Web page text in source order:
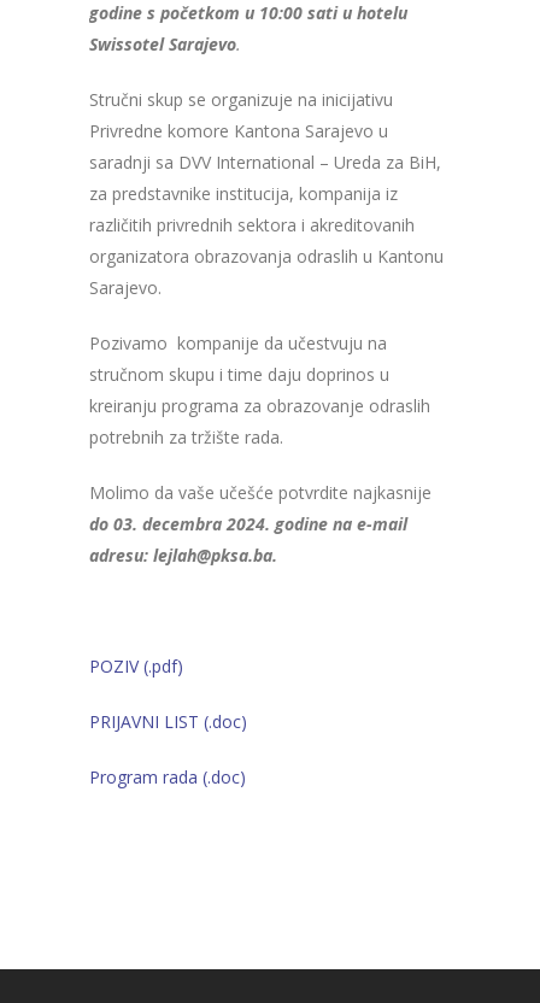
godine s početkom u 10:00 sati u hotelu
Swissotel Sarajevo.
Stručni skup se organizuje na inicijativu
Privredne komore Kantona Sarajevo u
saradnji sa DVV International – Ureda za BiH,
za predstavnike institucija, kompanija iz
različitih privrednih sektora i akreditovanih
organizatora obrazovanja odraslih u Kantonu
Sarajevo.
Pozivamo kompanije da učestvuju na
stručnom skupu i time daju doprinos u
kreiranju programa za obrazovanje odraslih
potrebnih za tržište rada.
Molimo da vaše učešće potvrdite najkasnije
do 03. decembra 2024. godine na e-mail
adresu: lejlah@pksa.ba.
POZIV (.pdf)
PRIJAVNI LIST (.doc)
Program rada (.doc)